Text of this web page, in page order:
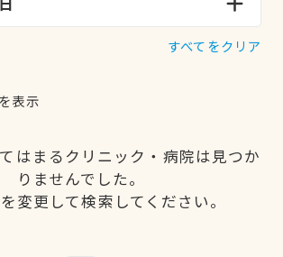
すべてをクリア
表示
はまるクリニック・病院は見つか
りませんでした。
変更して検索してください。